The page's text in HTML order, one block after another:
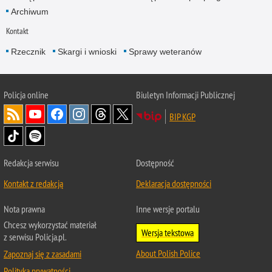
Archiwum
Kontakt
Rzecznik Skargi i wnioski Sprawy weteranów
Policjaonline
Biuletyn Informacji Publicznej
BIP KGP
Redakcja serwisu
Kontakt z redakcją
Dostępność
Deklaracja dostępności
Nota prawna
Chcesz wykorzystać materiał
z serwisu Policja.pl.
Zapoznaj się z zasadami
Inne wersje portalu
Wersja tekstowa
About Polish Police